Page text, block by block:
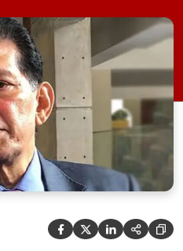
পথে পররাষ্ট্রমন্ত্রী
করবেন। পররাষ্ট্র
গণমাধ্যমকে
পথে তুরস্কে
রহমান কয়েকটি বৈঠক
    